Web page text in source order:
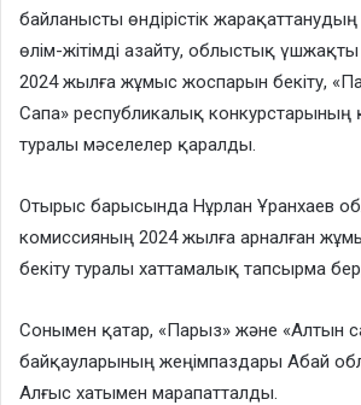
байланысты өндірістік
өлім-жітімді азайту, облыстық
2024 жылға жұмыс жоспарын бекіту,
Сапа» республикалық
туралы мәселелер қаралды.
Отырыс барысында Нұрлан Ұранхаев
комиссияның 2024 жылға арналған
бекіту туралы хаттамалық тапсырма
Сонымен қатар, «Парыз» және «Алтын
байқауларының жеңімпаздары Абай
Алғыс хатымен марапатталды.